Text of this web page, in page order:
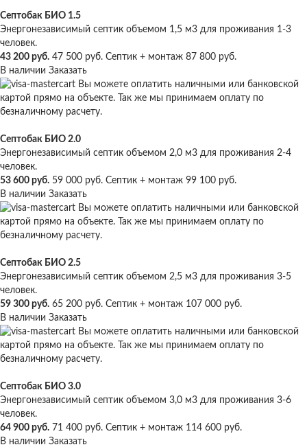
Септобак БИО 1.5
Энергонезависимый септик объемом 1,5 м3 для проживания 1-3
человек.
43 200 руб. 47 500 руб. Септик + монтаж 87 800 руб.
В наличии Заказать
Вы можете оплатить наличными или банковской
картой прямо на объекте. Так же мы принимаем оплату по
безналичному расчету.
Септобак БИО 2.0
Энергонезависимый септик объемом 2,0 м3 для проживания 2-4
человек.
53 600 руб. 59 000 руб. Септик + монтаж 99 100 руб.
В наличии Заказать
Вы можете оплатить наличными или банковской
картой прямо на объекте. Так же мы принимаем оплату по
безналичному расчету.
Септобак БИО 2.5
Энергонезависимый септик объемом 2,5 м3 для проживания 3-5
человек.
59 300 руб. 65 200 руб. Септик + монтаж 107 000 руб.
В наличии Заказать
Вы можете оплатить наличными или банковской
картой прямо на объекте. Так же мы принимаем оплату по
безналичному расчету.
Септобак БИО 3.0
Энергонезависимый септик объемом 3,0 м3 для проживания 3-6
человек.
64 900 руб. 71 400 руб. Септик + монтаж 114 600 руб.
В наличии Заказать